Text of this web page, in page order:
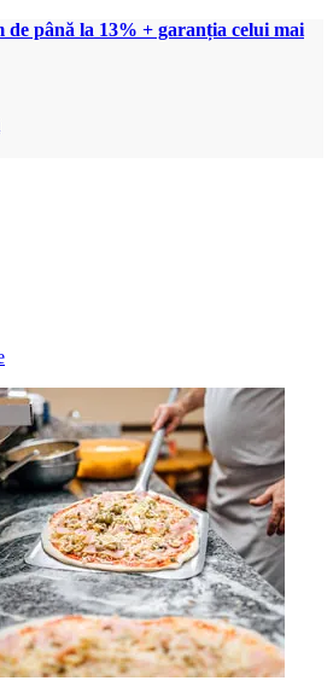
de până la 13% + garanția celui mai